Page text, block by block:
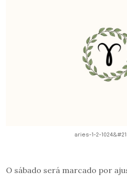
aries-1-2-
O sábado será marcado por